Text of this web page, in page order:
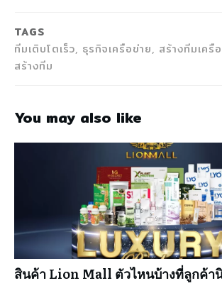
TAGS
ทีมเติบโตเร็ว, ธุรกิจเครือข่าย, สร้างทีมเครื
สร้างทีม
You may also like
สินค้า Lion Mall ตัวไหนบ้างที่ลูกค้า